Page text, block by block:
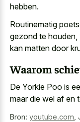
hebben.
Routinematig
gezond te houden,
kan matten door
Waarom
De Yorkie Poo is
maar die wel af en
Bron: youtube.com